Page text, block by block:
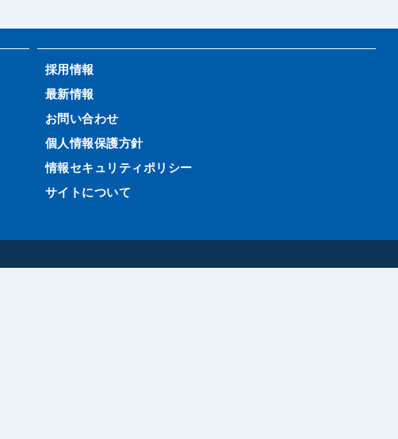
採用情報
最新情報
お問い合わせ
個人情報保護方針
情報セキュリティポリシー
サイトについて